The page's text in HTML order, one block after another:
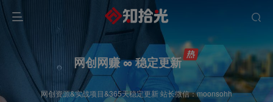
网创网赚 ∞ 稳定更新
网创资源&实战项目&365天稳定更新 站长微信：moonsohh